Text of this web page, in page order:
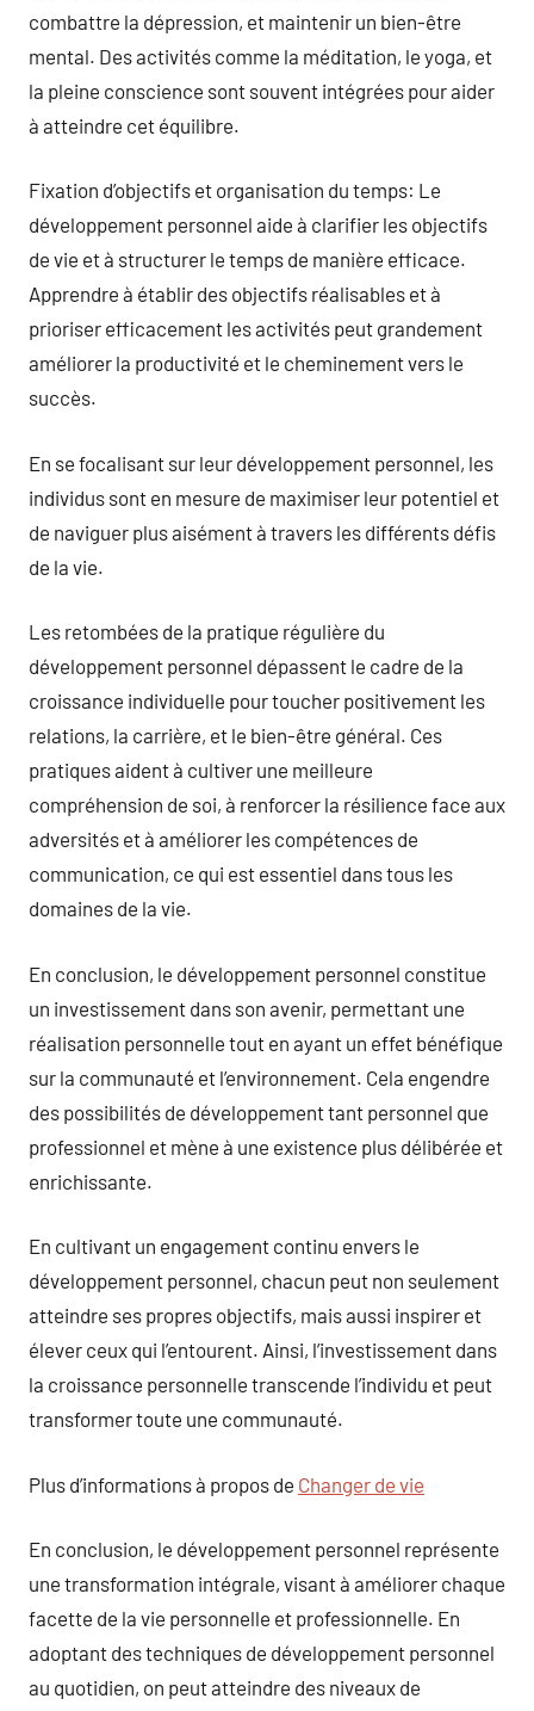
combattre la dépression, et maintenir un bien-être
mental. Des activités comme la méditation, le yoga, et
la pleine conscience sont souvent intégrées pour aider
à atteindre cet équilibre.
Fixation d’objectifs et organisation du temps: Le
développement personnel aide à clarifier les objectifs
de vie et à structurer le temps de manière efficace.
Apprendre à établir des objectifs réalisables et à
prioriser efficacement les activités peut grandement
améliorer la productivité et le cheminement vers le
succès.
En se focalisant sur leur développement personnel, les
individus sont en mesure de maximiser leur potentiel et
de naviguer plus aisément à travers les différents défis
de la vie.
Les retombées de la pratique régulière du
développement personnel dépassent le cadre de la
croissance individuelle pour toucher positivement les
relations, la carrière, et le bien-être général. Ces
pratiques aident à cultiver une meilleure
compréhension de soi, à renforcer la résilience face aux
adversités et à améliorer les compétences de
communication, ce qui est essentiel dans tous les
domaines de la vie.
En conclusion, le développement personnel constitue
un investissement dans son avenir, permettant une
réalisation personnelle tout en ayant un effet bénéfique
sur la communauté et l’environnement. Cela engendre
des possibilités de développement tant personnel que
professionnel et mène à une existence plus délibérée et
enrichissante.
En cultivant un engagement continu envers le
développement personnel, chacun peut non seulement
atteindre ses propres objectifs, mais aussi inspirer et
élever ceux qui l’entourent. Ainsi, l’investissement dans
la croissance personnelle transcende l’individu et peut
transformer toute une communauté.
Plus d’informations à propos de Changer de vie
En conclusion, le développement personnel représente
une transformation intégrale, visant à améliorer chaque
facette de la vie personnelle et professionnelle. En
adoptant des techniques de développement personnel
au quotidien, on peut atteindre des niveaux de